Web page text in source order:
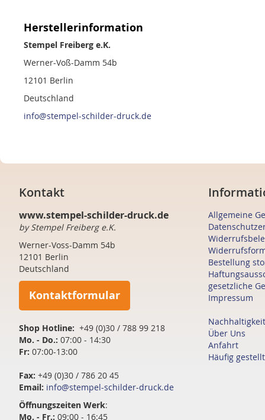
Herstellerinformation
Stempel Freiberg e.K.
Werner-Voß-Damm 54b
12101 Berlin
Deutschland
info@stempel-schilder-druck.de
Kontakt
www.stempel-schilder-druck.de
by Stempel Freiberg e.K.
Werner-Voss-Damm 54b
12101 Berlin
Deutschland
Kontaktformular
Shop Hotline: +49 (0)30 / 788 99 218
Mo. - Do.: 07:00 - 14:30
Fr: 07:00-13:00
Fax: +49 (0)30 / 786 20 45
Email: info@stempel-schilder-druck.de
Öffnungszeiten Werk:
Mo. - Fr.: 09:00 - 16:45
Allgemeine
Bestellung
gesetzliche
Impressum
Nachhaltigkeit
Über Uns
Anfahrt
Häufig